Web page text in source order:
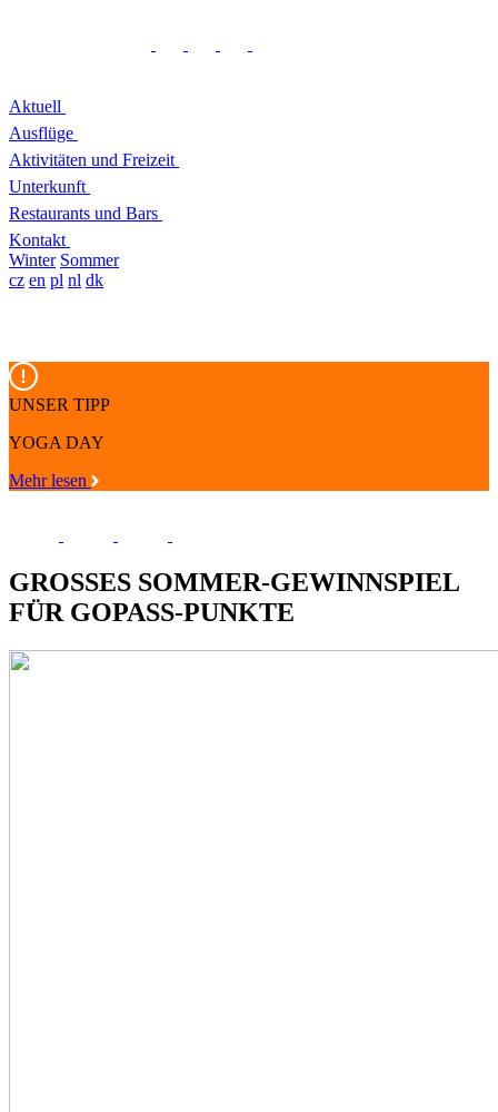
Aktuell
Ausflüge
Aktivitäten und Freizeit
Unterkunft
Restaurants und Bars
Kontakt
Winter Sommer
cz en pl nl dk
UNSER TIPP
YOGA DAY
Mehr lesen
GROSSES SOMMER-GEWINNSPIEL
FÜR GOPASS-PUNKTE